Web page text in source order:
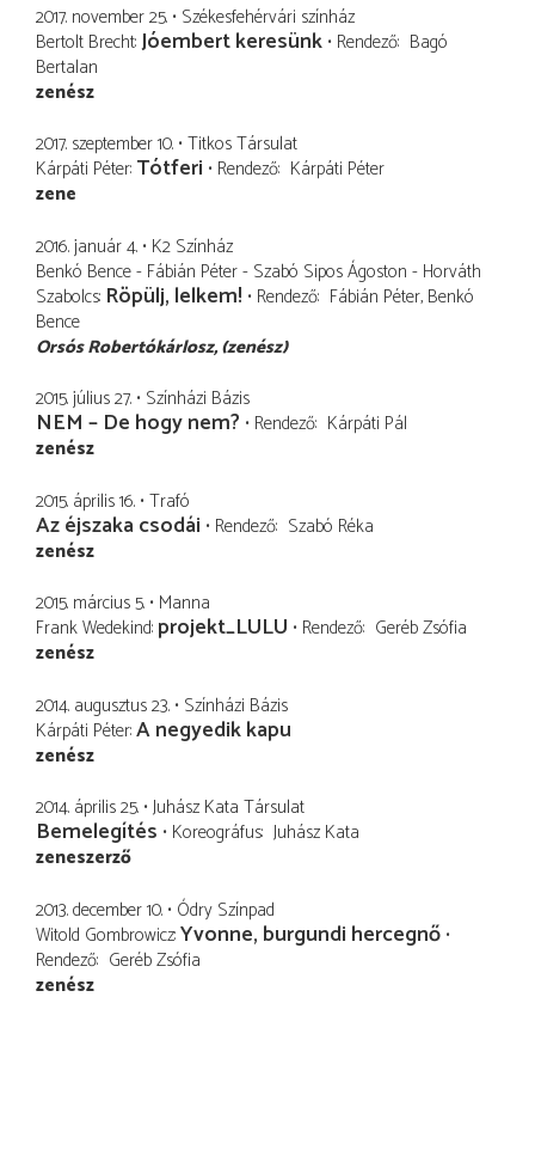
2017. november 25. Székesfehérvári színház
Bertolt Brecht Jóembert keresünk Rendező Bagó
Bertalan
zenész
2017. szeptember 10. Titkos Társulat
Kárpáti Péter Tótferi Rendező Kárpáti Péter
zene
2016. január 4. K2 Színház
Benkó Bence - Fábián Péter - Szabó Sipos Ágoston - Horváth
Szabolcs Röpülj, lelkem! Rendező Fábián Péter Benkó
Bence
Orsós Robertókárlosz (zenész)
2015. július 27. Színházi Bázis
NEM – De hogy nem? Rendező Kárpáti Pál
zenész
2015. április 16. Trafó
Az éjszaka csodái Rendező Szabó Réka
zenész
2015. március 5. Manna
Frank Wedekind projekt_LULU Rendező Geréb Zsófia
zenész
2014. augusztus 23. Színházi Bázis
Kárpáti Péter A negyedik kapu
zenész
2014. április 25. Juhász Kata Társulat
Bemelegítés Koreográfus Juhász Kata
zeneszerző
2013. december 10. Ódry Színpad
Witold Gombrowicz Yvonne, burgundi hercegnő
Rendező Geréb Zsófia
zenész